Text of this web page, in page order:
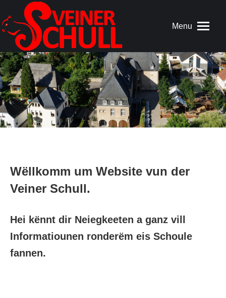
Menu
Wëllkomm um Website vun der
Veiner Schull.
Hei kënnt dir Neiegkeeten a ganz vill
Informatiounen ronderëm eis Schoule
fannen.